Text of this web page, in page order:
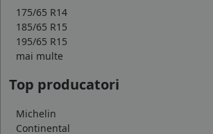
175/65 R14
185/65 R15
195/65 R15
mai multe
Top producatori
Michelin
Continental